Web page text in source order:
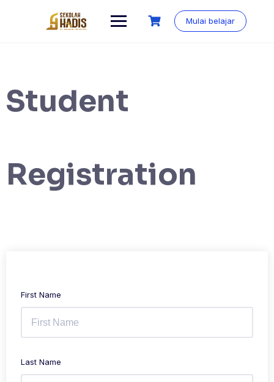
Mulai belajar
Student
Registration
First Name
Last Name